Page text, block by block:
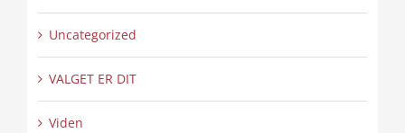
Uncategorized
VALGET ER DIT
Viden